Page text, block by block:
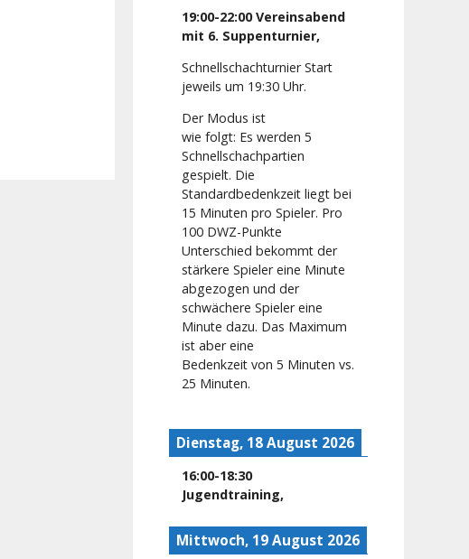
19:00-22:00 Vereinsabend
mit 6. Suppenturnier,
Schnellschachturnier Start
jeweils um 19:30 Uhr.
Der Modus ist
wie folgt: Es werden 5
Schnellschachpartien
gespielt. Die
Standardbedenkzeit liegt bei
15 Minuten pro Spieler. Pro
100 DWZ-Punkte
Unterschied bekommt der
stärkere Spieler eine Minute
abgezogen und der
schwächere Spieler eine
Minute dazu. Das Maximum
ist aber eine
Bedenkzeit von 5 Minuten vs.
25 Minuten.
Dienstag, 18 August 2026
16:00-18:30
Jugendtraining,
Mittwoch, 19 August 2026